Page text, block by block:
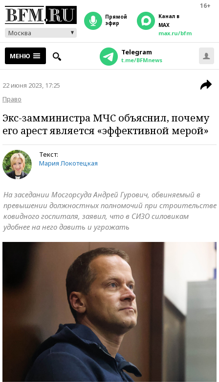
16+
Москва
прямой
эфир
Канал в
MAX
max.ru/bfm
МЕНЮ Telegram
t.me/BFMnews
22 июня 2023, 17:25
Право
Экс-замминистра МЧС объяснил, почему
его арест является «эффективной мерой»
Текст:
Мария Локотецкая
На заседании Мосгорсуда Андрей Гурович, обвиняемый в
превышении должностных полномочий при строительстве
ковидного госпиталя, заявил, что в СИЗО силовикам
удобнее на него давить и угрожать